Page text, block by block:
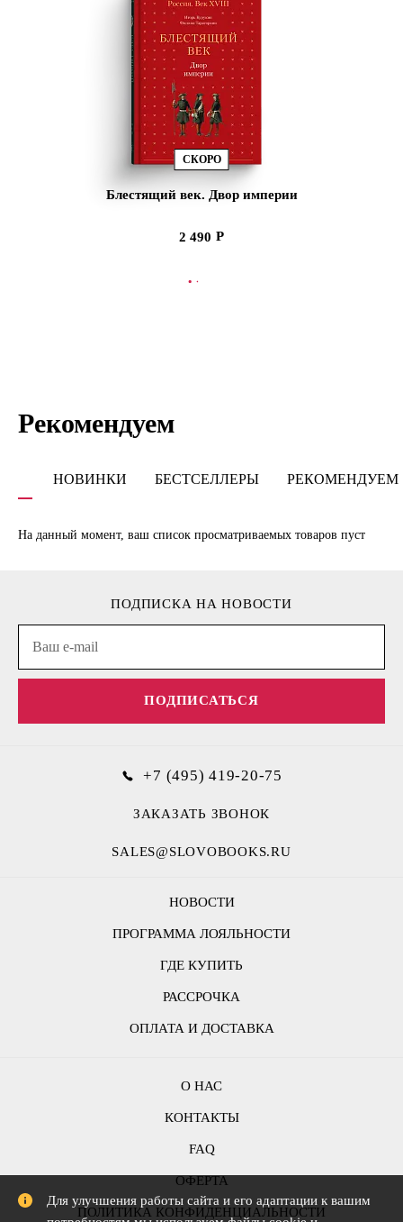
СКОРО
Блестящий век. Двор империи
2 490
СООБЩИТЬ О ПОСТУПЛЕНИИ
Рекомендуем
НОВИНКИ БЕСТСЕЛЛЕРЫ РЕКОМЕНДУЕМ
На данный момент, ваш список просматриваемых товаров пуст
НОВОСТИ
ПРОГРАММА ЛОЯЛЬНОСТИ
ГДЕ КУПИТЬ
РАССРОЧКА
ОПЛАТА И ДОСТАВКА
ПОДПИСКА НА НОВОСТИ
ПОДПИСАТЬСЯ
О НАС
КОНТАКТЫ
FAQ
ОФЕРТА
ПОЛИТИКА КОНФИДЕНЦИАЛЬНОСТИ
+7 (495) 419-20-75
ЗАКАЗАТЬ ЗВОНОК
SALES@SLOVOBOOKS.RU
Для улучшения работы сайта и его адаптации к вашим